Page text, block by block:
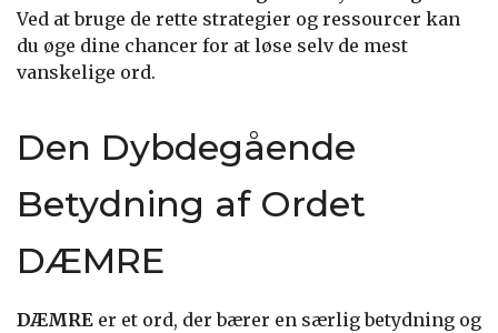
Ved at bruge de rette strategier og ressourcer kan
du øge dine chancer for at løse selv de mest
vanskelige ord.
Den Dybdegående
Betydning af Ordet
DÆMRE
DÆMRE er et ord, der bærer en særlig betydning og